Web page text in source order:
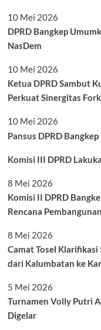
10 Mei 2026
DPRD Bangkep
NasDem
10 Mei 2026
Ketua DPRD Sambut
Perkuat Sinergitas
10 Mei 2026
Pansus DPRD
Komisi III DPRD
8 Mei 2026
Komisi II DPRD
Rencana
8 Mei 2026
Camat Tosel
dari Kalumbatan ke
5 Mei 2026
Turnamen Volly Putri
Digelar